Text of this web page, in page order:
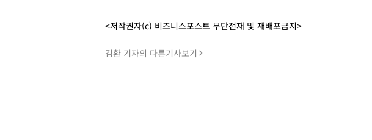
<저작권자(c) 비즈니스포스트 무단전재 및 재배포금지>
김환 기자의 다른기사보기